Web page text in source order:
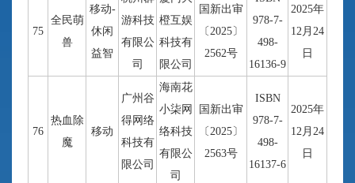
75
全民萌
兽
移动-
休闲
益智
游科技
有限公
司
橙互娱
科技有
限公司
国新出审
〔2025〕
2562号
978-7-
498-
16136-9
2025年
12月24
日
76
热血除
魔
移动
广州谷
得网络
科技有
限公司
海南花
小柒网
络科技
有限公
司
国新出审
〔2025〕
2563号
ISBN
978-7-
498-
16137-6
2025年
12月24
日